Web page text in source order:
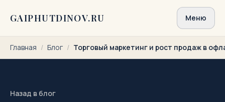
GAIPHUTDINOV.RU Меню
Главная / Блог / Торговый маркетинг и рост продаж в
Назад в блог